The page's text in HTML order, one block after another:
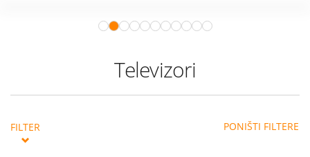
Akcije
od 04.08.–31.08. očekuju te
super pokloni!
Televizori
FILTER PONIŠTI FILTERE